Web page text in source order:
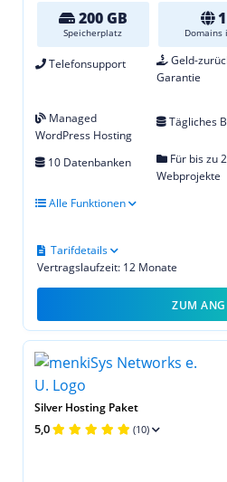
200 GB
Speicherplatz
1
Domains
Telefonsupport
Geld-
Garantie
Managed
WordPress Hosting
Tägliches
10 Datenbanken
Für bis zu
Webprojekte
Alle Funktionen
Vertragslaufzeit: 12 Monate
Tarifdetails
ZUM
Silver Hosting Paket
5,0 (10)